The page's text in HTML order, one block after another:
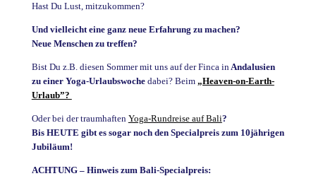
Hast Du Lust, mitzukommen?
Und vielleicht eine ganz neue Erfahrung zu machen?
Neue Menschen zu treffen?
Bist Du z.B. diesen Sommer mit uns auf der Finca inAndalusien
zu einer Yoga-Urlaubswoche dabei? Beim „Heaven-on-Earth-
Urlaub”?
Oder bei der traumhaften Yoga-Rundreise auf Bali?
Bis HEUTE gibt es sogar noch den Specialpreis zum 10jährigen
Jubiläum!
ACHTUNG – Hinweis zum Bali-Specialpreis: